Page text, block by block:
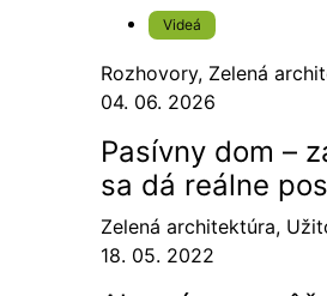
Videá
Rozhovory, Zelená
04. 06. 2026
Pasívny dom –
sa dá reálne
Zelená architektúra,
18. 05. 2022